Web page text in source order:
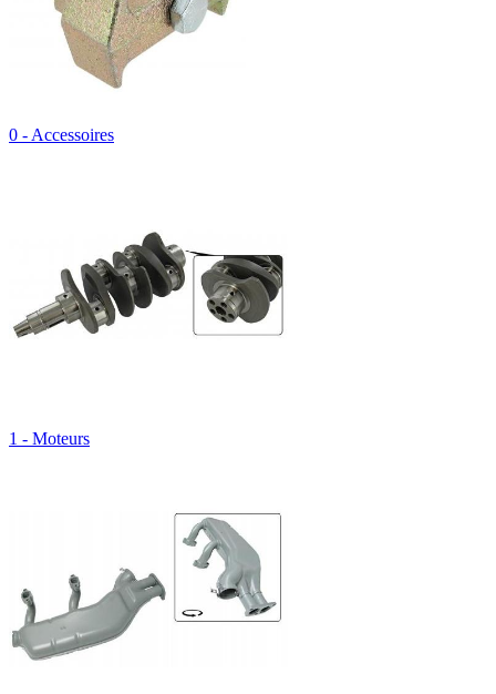
0 - Accessoires
1 - Moteurs